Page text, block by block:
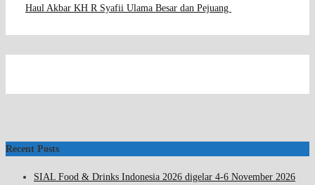
Haul Akbar KH R Syafii Ulama Besar dan Pejuang
Recent Posts
SIAL Food & Drinks Indonesia 2026 digelar 4-6 November 2026